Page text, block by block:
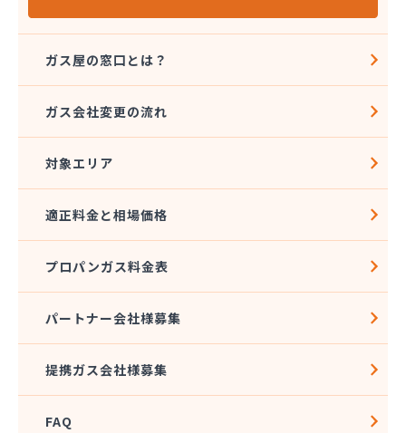
上原成商事株式会社 中央市場前SS
上原成商事株式会社 京都工場
全農京都LPガス福知山直売所
村上商事株式会社ガス本部
大阪ガスLPG株式会社京滋支社 お客さま窓口
池田商店
中山商事株式会社 宮津営業所
日引商事株式会社 自転車店・LPガス店
日交商事株式会社 ガス事業部
幡彦兵衛商店
福知山合同ガス株式会社
北沢産業株式会社
麻田商店
ガス屋の窓口とは？
ガス会社変更の流れ
対象エリア
適正料金と相場価格
プロパンガス料金表
パートナー会社様募集
提携ガス会社様募集
FAQ